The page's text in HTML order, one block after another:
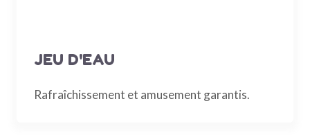
JEU D'EAU
Rafraîchissement et amusement garantis.